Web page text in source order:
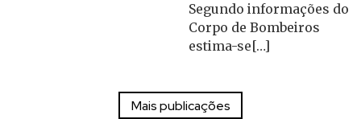
Segundo informações do
Corpo de Bombeiros
estima-se[…]